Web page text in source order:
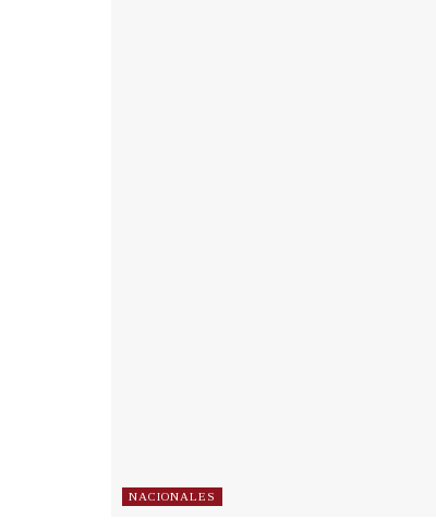
NACIONALES